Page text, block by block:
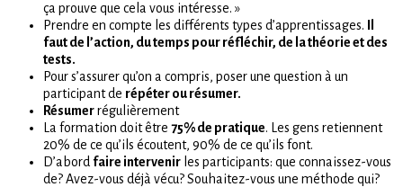
ça prouve que cela vous intéresse. »
Prendre en compte les différents types d’apprentissages.
faut de l’action, du temps pour réfléchir, de la théorie et des
tests.
Pour s’assurer qu’on a compris, poser une question à un
participant de répéter ou résumer.
Résumerrégulièrement
La formation doit être 75% de pratique. Les gens retiennent
20% de ce qu’ils écoutent, 90% de ce qu’ils font.
D’abord faire intervenir les participants: que connaissez-vous
de? Avez-vous déjà vécu? Souhaitez-vous une méthode qui?